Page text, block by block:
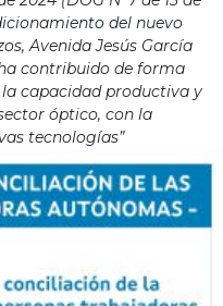
del nuevo
Avenida Jesús García
contribuido de forma
capacidad productiva y
óptico, con la
tecnologías”